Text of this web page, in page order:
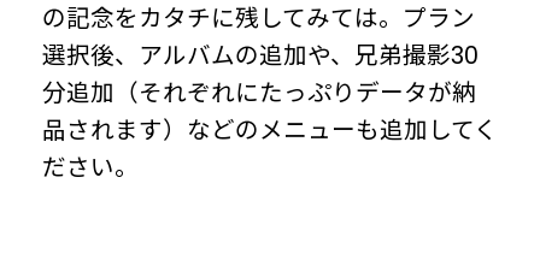
の記念をカタチに残してみては。プラン
選択後、アルバムの追加や、兄弟撮影30
分追加（それぞれにたっぷりデータが納
品されます）などのメニューも追加してく
ださい。